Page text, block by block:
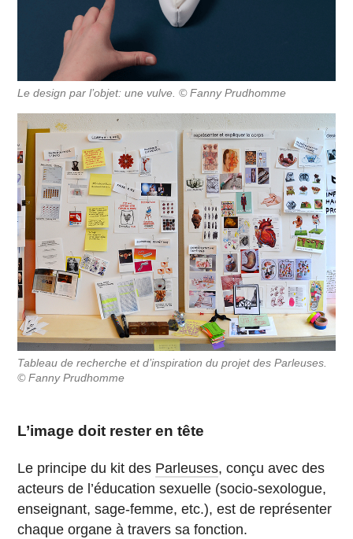
Le design par l’objet: une vulve. © Fanny Prudhomme
Tableau de recherche et d’inspiration du projet des Parleuses.
© Fanny Prudhomme
L’image doit rester en tête
Le principe du kit des Parleuses, conçu avec des
acteurs de l’éducation sexuelle (socio-sexologue,
enseignant, sage-femme, etc.), est de représenter
chaque organe à travers sa fonction.